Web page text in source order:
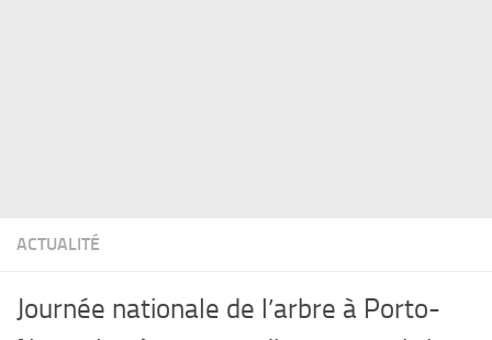
ACTUALITÉ
Journée nationale de l’arbre à Porto-